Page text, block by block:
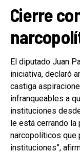
Cierre
El diputado Juan
iniciativa, declaró
castiga
infranqueables a
instituciones
le está cerrando la
narcopolíticos que
instituciones”,